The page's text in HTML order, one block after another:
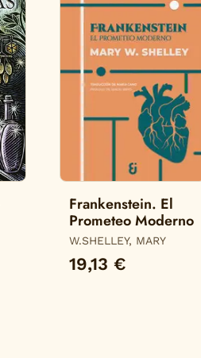
Frankenstein. El
Prometeo Moderno
W.SHELLEY, MARY
19,13 €